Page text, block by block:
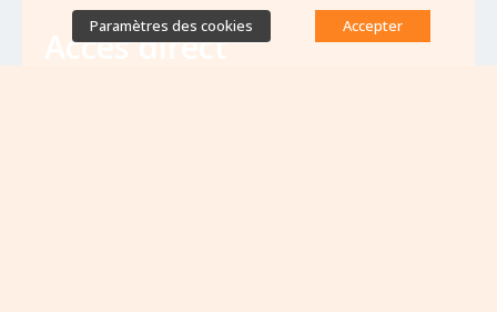
Accès direct
Paramètres des cookies Accepter